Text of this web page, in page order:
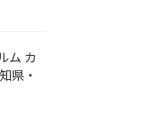
ム カ
県・